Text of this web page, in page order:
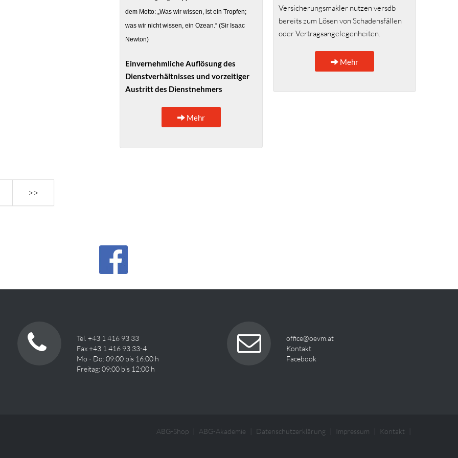
Versicherungsmakler nutzen versdb
bereits zum Lösen von Schadensfällen
oder Vertragsangelegenheiten.
Mehr
dem Motto: „Was wir wissen, ist ein Tropfen;
was wir nicht wissen, ein Ozean.“ (Sir Isaac
Newton)
Einvernehmliche Auflösung des
Dienstverhältnisses und vorzeitiger
Austritt des Dienstnehmers
Mehr
>>
Tel. +43 1 416 93 33
Fax +43 1 416 93 33-4
Mo - Do: 09:00 bis 16:00 h
Freitag: 09:00 bis 12:00 h
office@oevm.at
Kontakt
Facebook
ABG-Shop ABG-Akademie Datenschutzerklärung Impressum Kontakt